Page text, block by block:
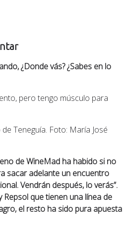
¿Donde vás? ¿Sabes en lo
pero tengo músculo para
Teneguía. Foto: María José
de WineMad ha habido si no
sacar adelante un encuentro
Vendrán después, lo verás”.
Repsol que tienen una línea de
el resto ha sido pura apuesta